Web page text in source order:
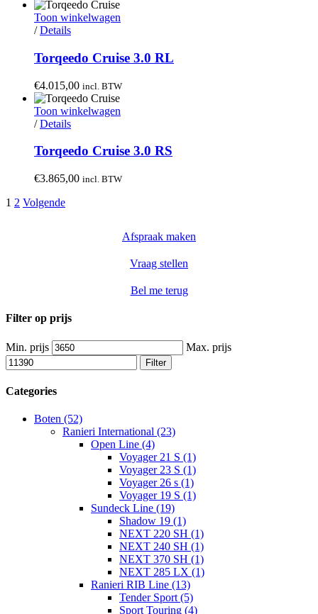
Toon winkelwagen
/ Details
Torqeedo Cruise 3.0 RL
€4.015,00 incl. BTW
Toon winkelwagen
/ Details
Torqeedo Cruise 3.0 RS
€3.865,00 incl. BTW
1 2 Volgende
Afspraak maken
Vraag stellen
Bel me terug
Filter op prijs
Min. prijs Max. prijs
Filter
Categories
Boten (52)
Ranieri International (23)
Open Line (4)
Voyager 21 S (1)
Voyager 23 S (1)
Voyager 26 s (1)
Voyager 19 S (1)
Sundeck Line (19)
Shadow 19 (1)
NEXT 220 SH (1)
NEXT 240 SH (1)
NEXT 370 SH (1)
NEXT 285 LX (1)
Ranieri RIB Line (13)
Tender Sport (5)
Sport Touring (4)